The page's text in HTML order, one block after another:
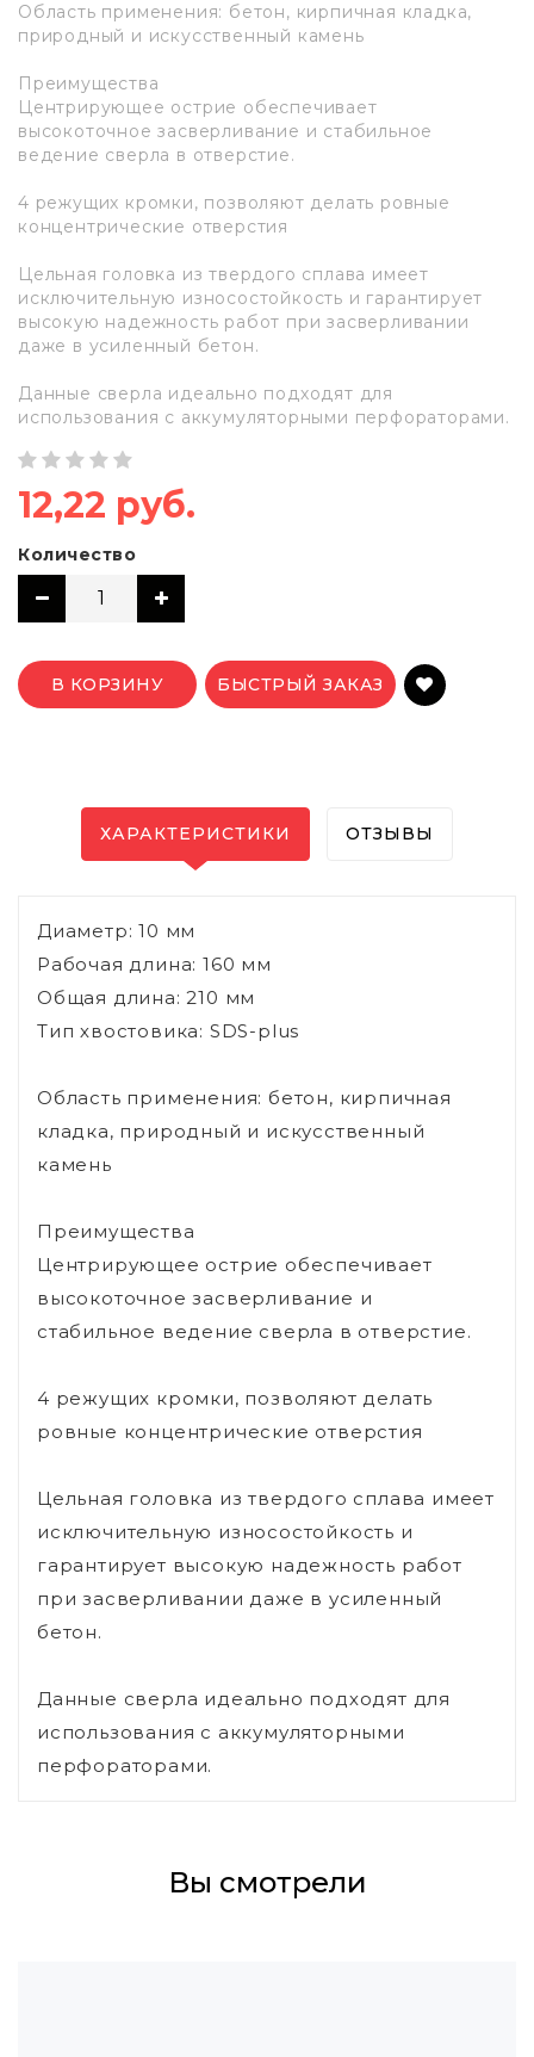
Область применения: бетон, кирпичная кладка,
природный и искусственный камень
Преимущества
Центрирующее острие обеспечивает
высокоточное засверливание и стабильное
ведение сверла в отверстие.
4 режущих кромки, позволяют делать ровные
концентрические отверстия
Цельная головка из твердого сплава имеет
исключительную износостойкость и гарантирует
высокую надежность работ при засверливании
даже в усиленный бетон.
Данные сверла идеально подходят для
использования с аккумуляторными перфораторами.
12,22 руб.
Количество
В КОРЗИНУ БЫСТРЫЙ ЗАКАЗ
ХАРАКТЕРИСТИКИ ОТЗЫВЫ
Диаметр: 10 мм
Рабочая длина: 160 мм
Общая длина: 210 мм
Тип хвостовика: SDS-plus
Область применения: бетон, кирпичная
кладка, природный и искусственный
камень
Преимущества
Центрирующее острие обеспечивает
высокоточное засверливание и
стабильное ведение сверла в отверстие.
4 режущих кромки, позволяют делать
ровные концентрические отверстия
Цельная головка из твердого сплава имеет
исключительную износостойкость и
гарантирует высокую надежность работ
при засверливании даже в усиленный
бетон.
Данные сверла идеально подходят для
использования с аккумуляторными
перфораторами.
Вы смотрели